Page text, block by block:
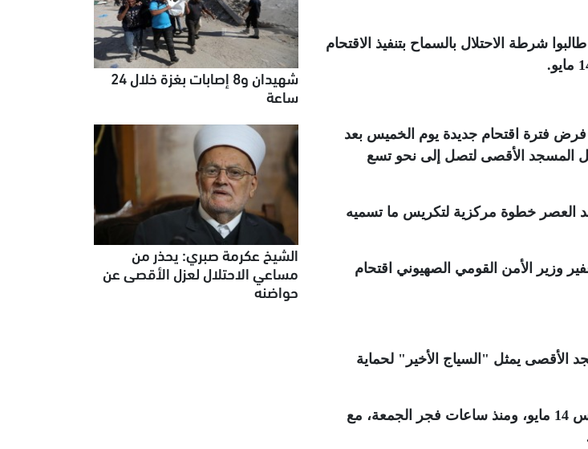
طالبوا شرطة الاحتلال بالسماح بتنفيذ الاقتحام
.
فترة اقتحام جديدة يوم الخميس بعد
المسجد الأقصى لتصل إلى نحو تسع
العصر خطوة مركزية لتكريس ما تسميه
وزير الأمن القومي الصهيوني اقتحام
يمثل "السياج الأخير" لحماية
ودعا الفلسطينيين إلى تكثيف الوجود في المسجد بدءاً من ظهر الخميس 14 مايو، ومنذ ساعات فجر الجمعة، مع
شهيدان و8 إصابات بغزة خلال 24
ساعة
الشيخ عكرمة صبري: يحذر من
مساعي الاحتلال لعزل الأقصى عن
حواضنه